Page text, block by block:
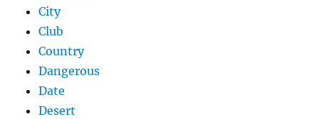
City
Club
Country
Dangerous
Date
Desert